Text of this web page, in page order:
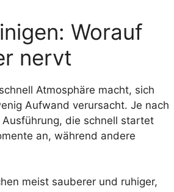
Worauf
nervt
Atmosphäre macht, sich
Aufwand verursacht. Je nach
die schnell startet
an, während andere
meist sauberer und ruhiger,